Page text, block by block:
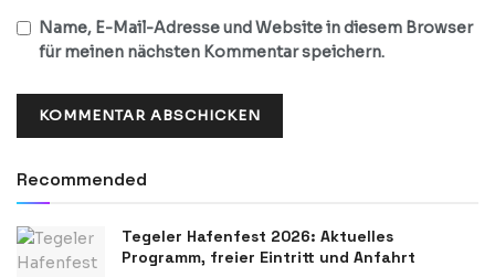
Name, E-Mail-Adresse und Website in diesem Browser
für meinen nächsten Kommentar speichern.
Recommended
Tegeler Hafenfest 2026: Aktuelles
Programm, freier Eintritt und Anfahrt